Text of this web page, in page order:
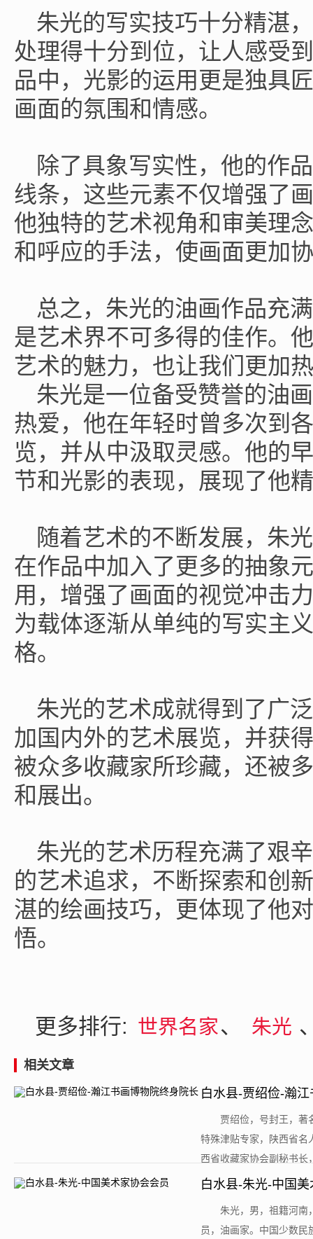
朱光的写实技巧十分精湛
处理得十分到位，让人感受
品中，光影的运用更是独具
画面的氛围和情感。
除了具象写实性，他的作
线条，这些元素不仅增强了
他独特的艺术视角和审美理
和呼应的手法，使画面更加
总之，朱光的油画作品充
是艺术界不可多得的佳作。
艺术的魅力，也让我们更加
朱光是一位备受赞誉的油
热爱，他在年轻时曾多次到
览，并从中汲取灵感。他的
节和光影的表现，展现了他
随着艺术的不断发展，朱
在作品中加入了更多的抽象
用，增强了画面的视觉冲击
为载体逐渐从单纯的写实主
格。
朱光的艺术成就得到了广
加国内外的艺术展览，并获
被众多收藏家所珍藏，还被
和展出。
朱光的艺术历程充满了艰
的艺术追求，不断探索和创
湛的绘画技巧，更体现了他
悟。
更多排行: 世界名家、 朱光
相关文章
白水县-贾绍俭-瀚
贾绍俭，号封王，著
特殊津贴专家，陕西省名
西省收藏家协会副秘书长
白水县-朱光-中国
朱光，男，祖籍河南
员，油画家。中国少数